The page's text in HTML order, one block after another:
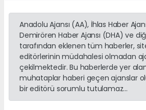
Anadolu Ajansı (AA), İhlas Haber
Demirören Haber Ajansı (DHA) ve
tarafından eklenen tüm haberler,
editörlerinin müdahalesi olmadan
çekilmektedir. Bu haberlerde yer
muhataplar haberi geçen ajanslar
bir editörü sorumlu tutulamaz...